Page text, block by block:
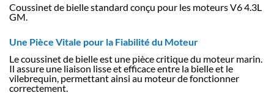
Coussinet de bielle standard conçu pour les moteurs V6 4.3L
GM.
Une Pièce Vitale pour la Fiabilité du Moteur
Le coussinet de bielle est une pièce critique du moteur marin.
Il assure une liaison lisse et efficace entre la bielle et le
vilebrequin, permettant ainsi au moteur de fonctionner
correctement.